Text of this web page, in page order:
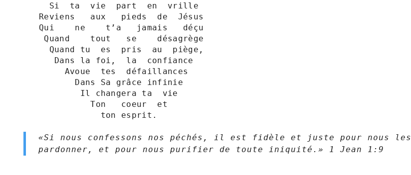
             Ton   coeur  et
«Si nous confessons nos péchés, il est fidèle et juste pour nous les
pardonner, et pour nous purifier de toute iniquité.» 1 Jean‬ ‭1‬:‭9‬ ‭